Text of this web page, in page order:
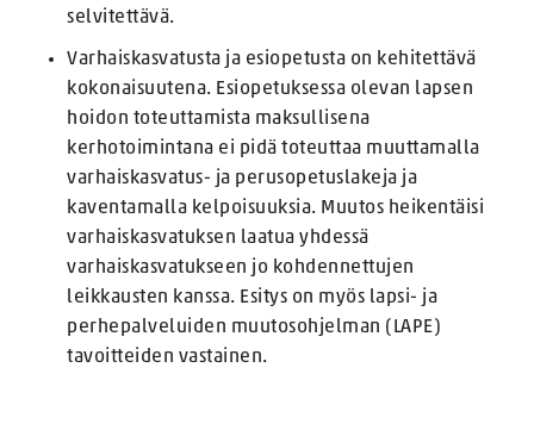
selvitettävä.
Varhaiskasvatusta ja esiopetusta on kehitettävä
kokonaisuutena. Esiopetuksessa olevan lapsen
hoidon toteuttamista maksullisena
kerhotoimintana ei pidä toteuttaa muuttamalla
varhaiskasvatus- ja perusopetuslakeja ja
kaventamalla kelpoisuuksia. Muutos heikentäisi
varhaiskasvatuksen laatua yhdessä
varhaiskasvatukseen jo kohdennettujen
leikkausten kanssa. Esitys on myös lapsi- ja
perhepalveluiden muutosohjelman (LAPE)
tavoitteiden vastainen.